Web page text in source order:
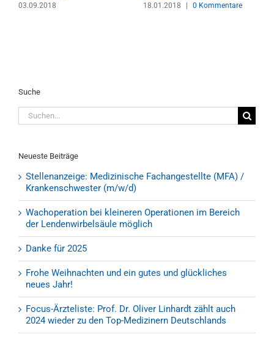
03.09.2018 18.01.2018 0 Kommentare
Suche
Suche
nach:
Neueste Beiträge
Stellenanzeige: Medizinische Fachangestellte (MFA) /
Krankenschwester (m/w/d)
Wachoperation bei kleineren Operationen im Bereich
der Lendenwirbelsäule möglich
Danke für 2025
Frohe Weihnachten und ein gutes und glückliches
neues Jahr!
Focus-Ärzteliste: Prof. Dr. Oliver Linhardt zählt auch
2024 wieder zu den Top-Medizinern Deutschlands